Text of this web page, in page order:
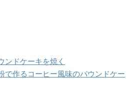
ンドケーキを焼く
で作るコーヒー風味のパウンドケー